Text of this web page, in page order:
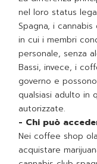
nel loro status
Spagna, i
in cui i membri
personale, senza
Bassi, invece, i
governo e
qualsiasi adulto in
autorizzate.
- Chi può
Nei coffee shop
acquistare